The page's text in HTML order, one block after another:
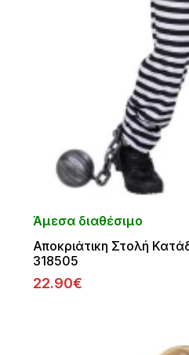
Άμεσα διαθέσιμο
Αποκριάτικη Στολή
318505
22.90€